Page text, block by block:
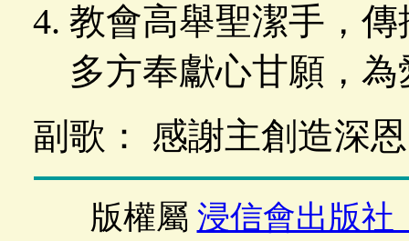
教會高舉聖潔手，
多方奉獻心甘願，
副歌： 感謝主創造深
版權屬 浸信會出版社